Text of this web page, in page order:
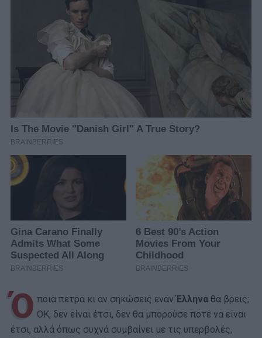
Ό ποια πέτρα κι αν σηκώσεις ένανΈλληνα θα βρεις;
ΟΚ, δεν είναι έτσι, δεν θα μπορούσε ποτέ να είναι
έτσι, αλλά όπως συχνά συμβαίνει με τις υπερβολές,